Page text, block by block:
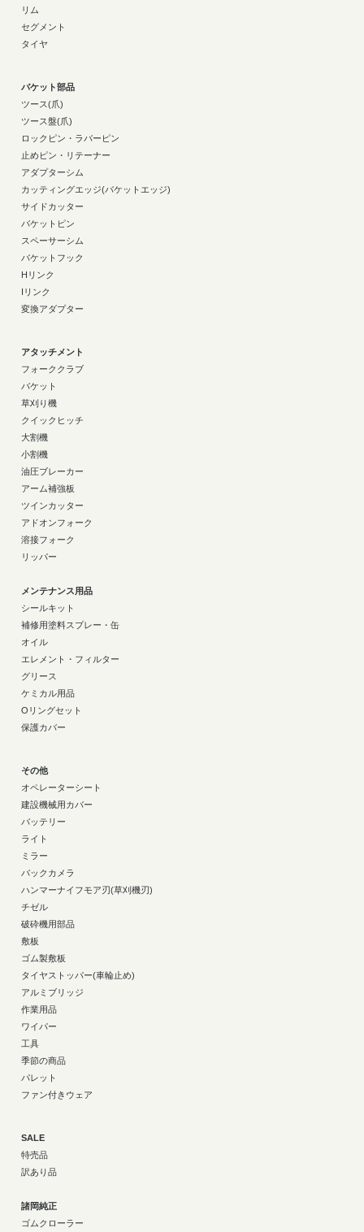
リム
セグメント
タイヤ
バケット部品
ツース(爪)
ツース盤(爪)
ロックピン・ラバーピン
止めピン・リテーナー
アダプターシム
カッティングエッジ(バケットエッジ)
サイドカッター
バケットピン
スペーサーシム
バケットフック
Hリンク
Iリンク
変換アダプター
アタッチメント
フォーククラブ
バケット
草刈り機
クイックヒッチ
大割機
小割機
油圧ブレーカー
アーム補強板
ツインカッター
アドオンフォーク
溶接フォーク
リッパー
メンテナンス用品
シールキット
補修用塗料スプレー・缶
オイル
エレメント・フィルター
グリース
ケミカル用品
Oリングセット
保護カバー
その他
オペレーターシート
建設機械用カバー
バッテリー
ライト
ミラー
バックカメラ
ハンマーナイフモア刃(草刈機刃)
チゼル
破砕機用部品
敷板
ゴム製敷板
タイヤストッパー(車輪止め)
アルミブリッジ
作業用品
ワイパー
工具
季節の商品
パレット
ファン付きウェア
SALE
特売品
訳あり品
諸岡純正
ゴムクローラー